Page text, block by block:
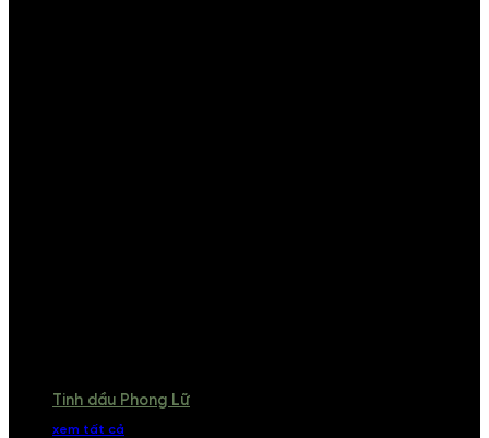
Tinh dầu Phong Lữ
xem tất cả